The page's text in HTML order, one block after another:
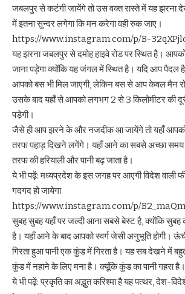
जबलपुर से कटंगी जायेंगे तो उस वक्त रास्ते में यह झरना
में इतना सुन्दर लगेगा कि मन करेगा वही रुक जाए।
https://www.instagram.com/p/B-
यह झरना जबलपुर से दमोह हाइवे रोड पर स्थित है। आपको
जाना पड़ेगा क्योंकि यह जंगल में स्थित है। यदि आप पैदल है
आपको बस भी मिल जाएगी, लेकिन बस से आप केवल मैन
उसके बाद यहाँ से आपको लगभग 2 से 3 किलोमीटर की
पड़ेगी।
जैसे ही आप झरने के और नजदीक आ जायेंगे तो यहाँ
तरफ पहाड़ दिखने लगेंगे। यहाँ आने का सबसे अच्छा समय
तरफ की हरियाली और पानी बढ़ जाता है।
ये भी पढ़ें:मध्यप्रदेश के इस जगह पर आएगी विदेश वाली
गदगद हो जायेगा
https://www.instagram.com/p/
सुबह सुबह यहाँ पर जल्दी आना सबसे बेस्ट है, क्योंकि सुबह
है। यहाँ आने के बाद आपको स्वर्ग जेसी अनुभूति होगी।
गिरता हुआ पानी एक कुंड में गिरता है। यह सब देखने में
कुंड में नहाने के लिए मना है। क्यूंकि कुंड का पानी गहरा है।
ये भी पढ़ें:प्रकृति का अद्भुत करिश्मा है यह पत्थर, देश-